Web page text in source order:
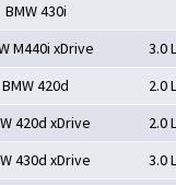
BMW 430i
M440i xDrive
3.0
BMW 420d
2.0
420d xDrive
2.0
430d xDrive
3.0